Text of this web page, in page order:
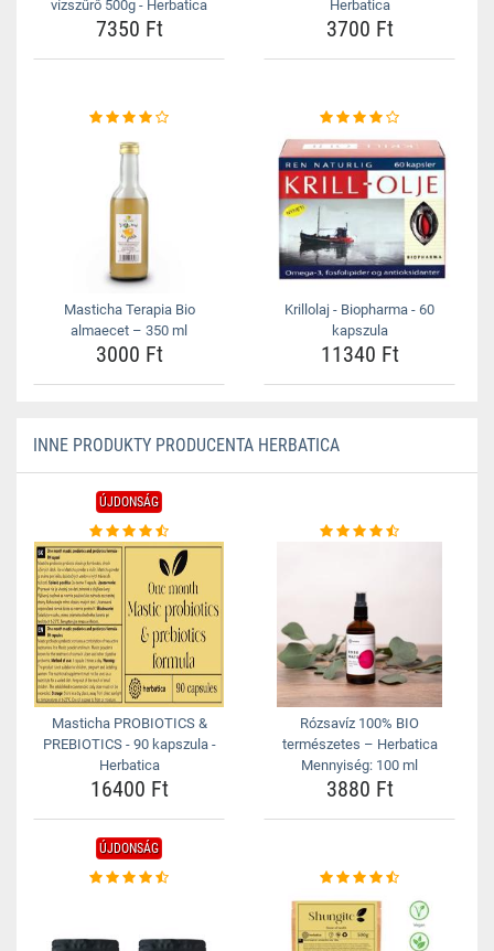
vízszűrő 500g - Herbatica
7350 Ft
Herbatica
3700 Ft
Masticha Terapia Bio
almaecet – 350 ml
3000 Ft
Krillolaj - Biopharma - 60
kapszula
11340 Ft
INNE PRODUKTY PRODUCENTA HERBATICA
ÚJDONSÁG
Masticha PROBIOTICS &
PREBIOTICS - 90 kapszula -
Herbatica
16400 Ft
Rózsavíz 100% BIO
természetes – Herbatica
Mennyiség: 100 ml
3880 Ft
ÚJDONSÁG